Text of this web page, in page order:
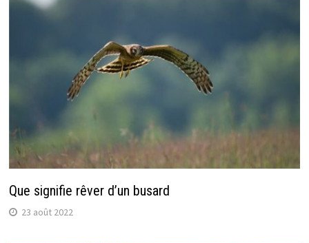
Que signifie rêver d’un busard
23 août 2022